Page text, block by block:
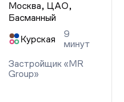
Москва, ЦАО,
Басманный
Курская
9
минут
Застройщик «MR
Group»